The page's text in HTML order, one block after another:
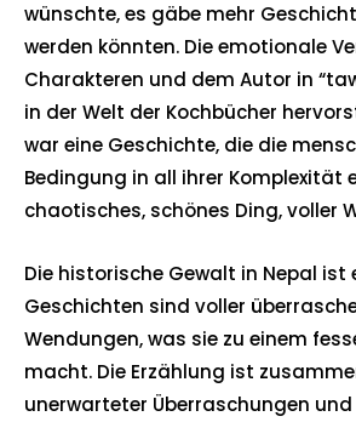
wünschte, es gäbe mehr
werden könnten. Die emotionale
Charakteren und dem Autor in
in der Welt der Kochbücher
war eine Geschichte, die die
Bedingung in all ihrer Komplexität
chaotisches, schönes Ding, voller
Die historische Gewalt in Nepal ist
Geschichten sind voller
Wendungen, was sie zu einem
macht. Die Erzählung ist
unerwarteter Überraschungen